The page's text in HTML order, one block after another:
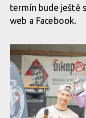
termín bude ještě
web a Facebook.